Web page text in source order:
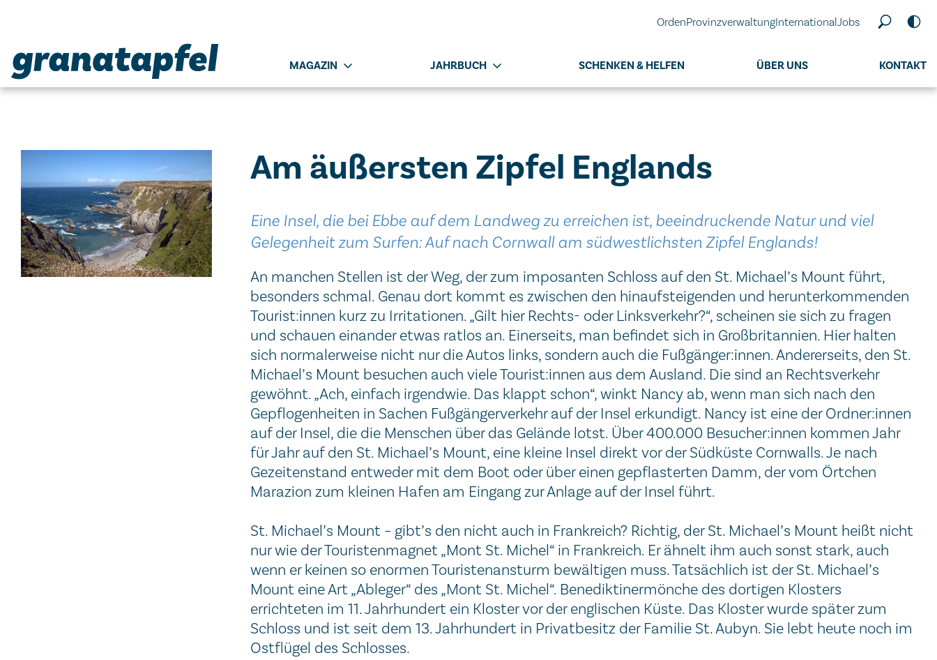
OrdenProvinzverwaltungInternationalJobs
MAGAZIN JAHRBUCH SCHENKEN & HELFEN ÜBER UNS KONTAKT
Am äußersten Zipfel Englands
Eine Insel, die bei Ebbe auf dem Landweg zu erreichen ist, beeindruckende Natur und viel
Gelegenheit zum Surfen: Auf nach Cornwall am südwestlichsten Zipfel Englands!
An manchen Stellen ist der Weg, der zum imposanten Schloss auf den St. Michael’s Mount führt,
besonders schmal. Genau dort kommt es zwischen den hinaufsteigenden und herunterkommenden
Tourist:innen kurz zu Irritationen. „Gilt hier Rechts- oder Linksverkehr?“, scheinen sie sich zu fragen
und schauen einander etwas ratlos an. Einerseits, man befindet sich in Großbritannien. Hier halten
sich normalerweise nicht nur die Autos links, sondern auch die Fußgänger:innen. Andererseits, den St.
Michael’s Mount besuchen auch viele Tourist:innen aus dem Ausland. Die sind an Rechtsverkehr
gewöhnt. „Ach, einfach irgendwie. Das klappt schon“, winkt Nancy ab, wenn man sich nach den
Gepflogenheiten in Sachen Fußgängerverkehr auf der Insel erkundigt. Nancy ist eine der Ordner:innen
auf der Insel, die die Menschen über das Gelände lotst. Über 400.000 Besucher:innen kommen Jahr
für Jahr auf den St. Michael’s Mount, eine kleine Insel direkt vor der Südküste Cornwalls. Je nach
Gezeitenstand entweder mit dem Boot oder über einen gepflasterten Damm, der vom Örtchen
Marazion zum kleinen Hafen am Eingang zur Anlage auf der Insel führt.
St. Michael’s Mount – gibt’s den nicht auch in Frankreich? Richtig, der St. Michael’s Mount heißt nicht
nur wie der Touristenmagnet „Mont St. Michel“ in Frankreich. Er ähnelt ihm auch sonst stark, auch
wenn er keinen so enormen Touristenansturm bewältigen muss. Tatsächlich ist der St. Michael’s
Mount eine Art „Ableger“ des „Mont St. Michel“. Benediktinermönche des dortigen Klosters
errichteten im 11. Jahrhundert ein Kloster vor der englischen Küste. Das Kloster wurde später zum
Schloss und ist seit dem 13. Jahrhundert in Privatbesitz der Familie St. Aubyn. Sie lebt heute noch im
Ostflügel des Schlosses.